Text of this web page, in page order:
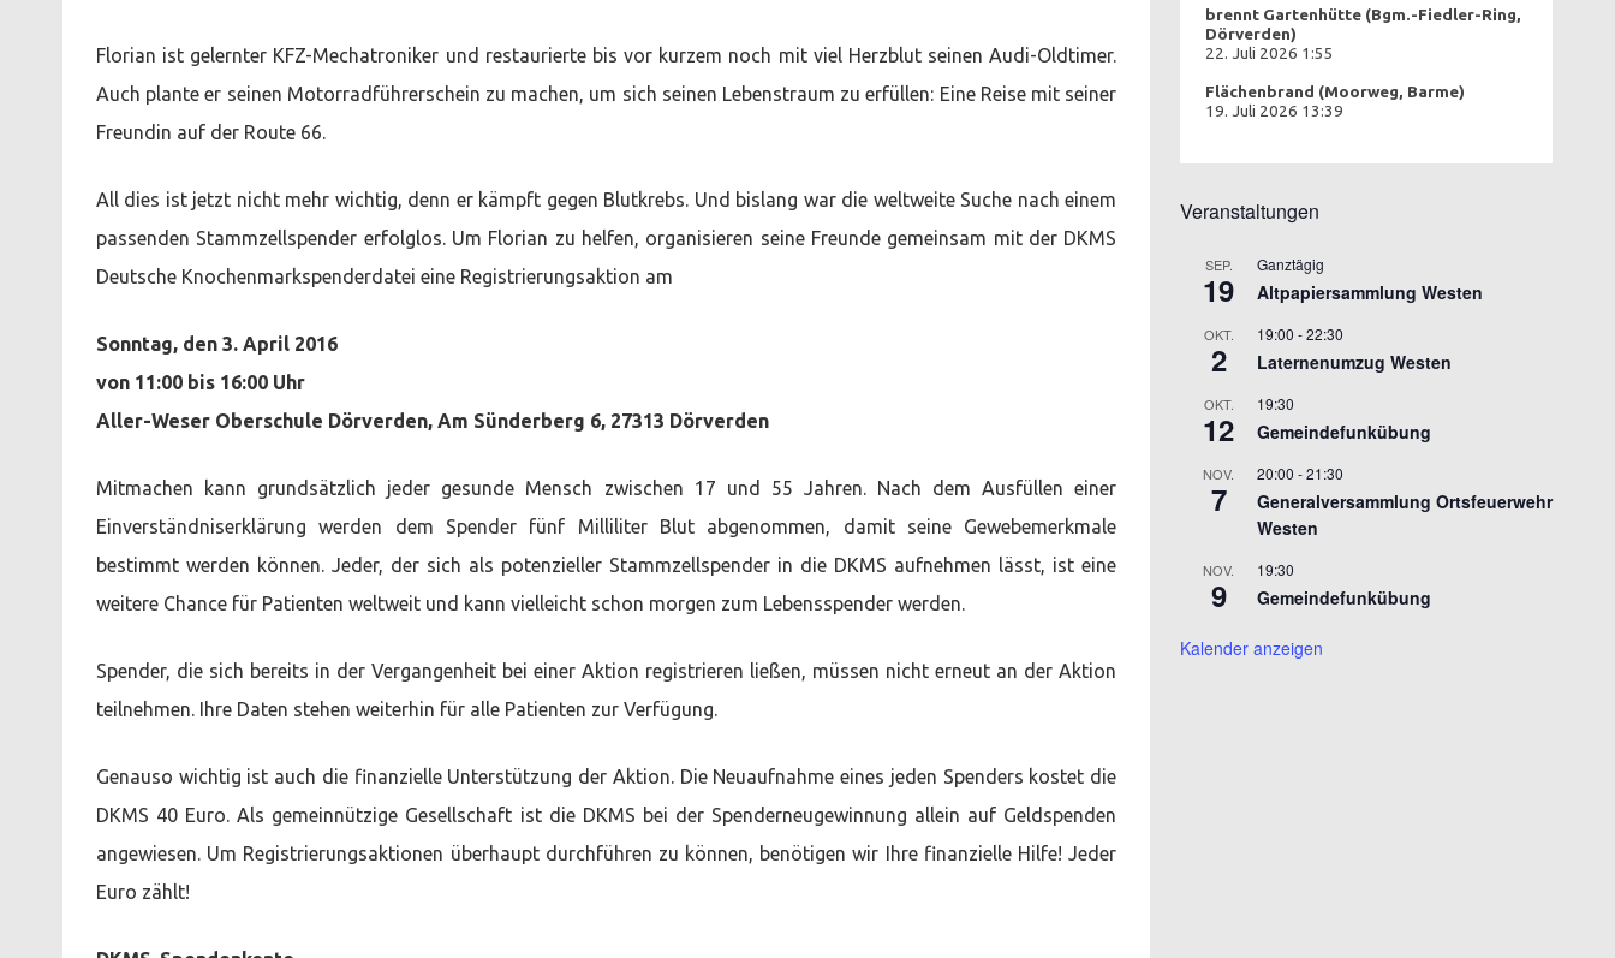
Florian ist gelernter KFZ-Mechatroniker und restaurierte bis vor kurzem noch mit viel Herzblut seinen Audi-Oldtimer.
Auch plante er seinen Motorradführerschein zu machen, um sich seinen Lebenstraum zu erfüllen: Eine Reise mit seiner
Freundin auf der Route 66.
All dies ist jetzt nicht mehr wichtig, denn er kämpft gegen Blutkrebs. Und bislang war die weltweite Suche nach einem
passenden Stammzellspender erfolglos. Um Florian zu helfen, organisieren seine Freunde gemeinsam mit der DKMS
Deutsche Knochenmarkspenderdatei eine Registrierungsaktion am
Sonntag, den 3. April 2016
von 11:00 bis 16:00 Uhr
Aller-Weser Oberschule Dörverden, Am Sünderberg 6, 27313 Dörverden
Mitmachen kann grundsätzlich jeder gesunde Mensch zwischen 17 und 55 Jahren. Nach dem Ausfüllen einer
Einverständniserklärung werden dem Spender fünf Milliliter Blut abgenommen, damit seine Gewebemerkmale
bestimmt werden können. Jeder, der sich als potenzieller Stammzellspender in die DKMS aufnehmen lässt, ist eine
weitere Chance für Patienten weltweit und kann vielleicht schon morgen zum Lebensspender werden.
Spender, die sich bereits in der Vergangenheit bei einer Aktion registrieren ließen, müssen nicht erneut an der Aktion
teilnehmen. Ihre Daten stehen weiterhin für alle Patienten zur Verfügung.
Genauso wichtig ist auch die finanzielle Unterstützung der Aktion. Die Neuaufnahme eines jeden Spenders kostet die
DKMS 40 Euro. Als gemeinnützige Gesellschaft ist die DKMS bei der Spenderneugewinnung allein auf Geldspenden
angewiesen. Um Registrierungsaktionen überhaupt durchführen zu können, benötigen wir Ihre finanzielle Hilfe! Jeder
Euro zählt!
brennt Gartenhütte (Bgm.-Fiedler-Ring,
Dörverden)
22. Juli 2026 1:55
Flächenbrand (Moorweg, Barme)
19. Juli 2026 13:39
Veranstaltungen
SEP.
19
Ganztägig
Altpapiersammlung Westen
OKT.
2
19:00 -22:30
Laternenumzug Westen
OKT.
12
19:30
Gemeindefunkübung
NOV.
7
20:00 -21:30
Generalversammlung Ortsfeuerwehr
Westen
NOV.
9
19:30
Gemeindefunkübung
Kalender anzeigen